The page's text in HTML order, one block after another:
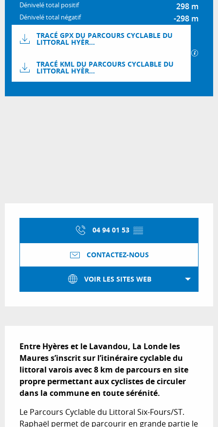
Dénivelé total positif 298 m
Dénivelé total négatif -298 m
Documentation
TRACÉ GPX DU PARCOURS CYCLABLE DU
LITTORAL HYÈR...
TRACÉ KML DU PARCOURS CYCLABLE DU
LITTORAL HYÈR...
04 94 01 53 ▒▒
CONTACTEZ-NOUS
VOIR LES SITES WEB
Entre Hyères et le Lavandou, La Londe les
Maures s’inscrit sur l’itinéraire cyclable du
littoral varois avec 8 km de parcours en site
propre permettant aux cyclistes de circuler
dans la commune en toute sérénité.
Le Parcours Cyclable du Littoral Six-Fours/ST.
Raphaël permet de parcourir en grande partie le